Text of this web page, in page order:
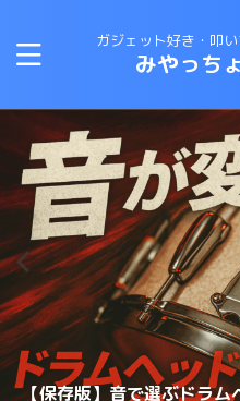
ガジェット好き・叩
みやっち
CANOPUSスネアワイヤー
【保存版】音で選ぶドラ
変拍子のドラム曲に最適
ロックドラマーがジャズ
【スネアチューニング】
【スネアチューニング】
【ドラム演奏してみた】
恋するフォーチュンクッ